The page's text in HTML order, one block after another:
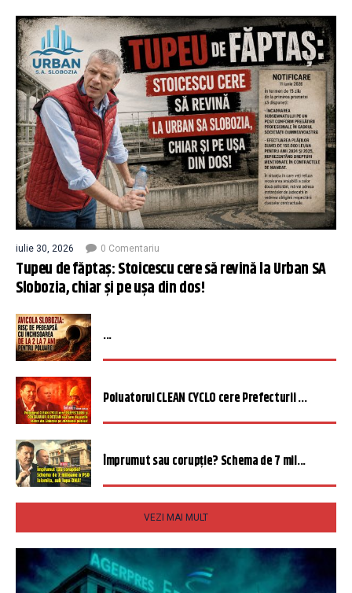
iulie 30, 2026 0 Comentariu
Tupeu de făptaș: Stoicescu cere să revină la Urban SA
Slobozia, chiar și pe ușa din dos!
...
Poluatorul CLEAN CYCLO cere Prefecturii ...
Împrumut sau corupție? Schema de 7 mil...
VEZI MAI MULT